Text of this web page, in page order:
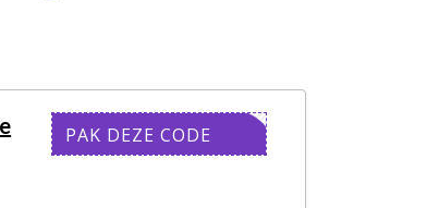
MOR10
PAK DEZE CODE